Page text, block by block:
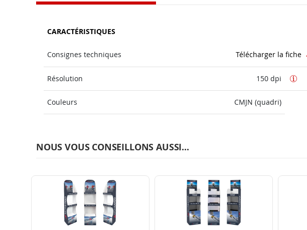
CARACTÉRISTIQUES
Consignes techniques Télécharger la fiche
Résolution 150 dpi
Couleurs CMJN (quadri)
NOUS VOUS CONSEILLONS AUSSI...